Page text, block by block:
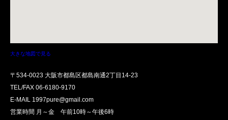
大きな地図で見る
〒534-0023 大阪市都島区都島南通2丁目14-23
TEL/FAX 06-6180-9170
E-MAIL 1997pure@gmail.com
営業時間 月～金 午前10時～午後6時